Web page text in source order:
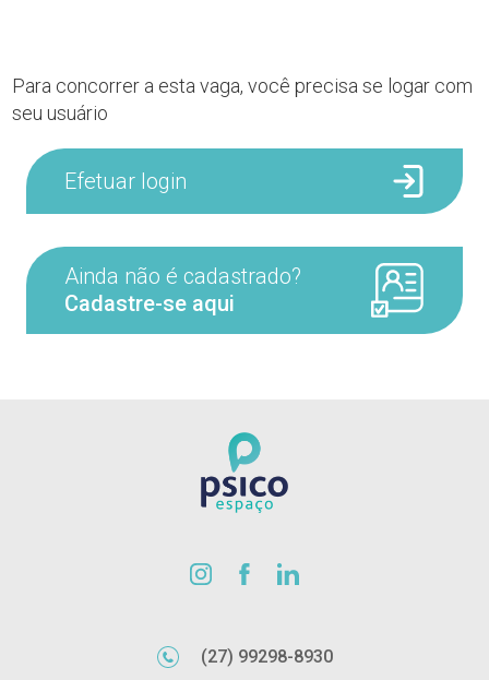
Para concorrer a esta vaga, você precisa se logar com
seu usuário
Efetuar login
Ainda não é cadastrado?
Cadastre-se aqui
(27) 99298-8930